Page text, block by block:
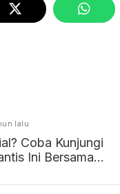
lalu
Coba Kunjungi
Ini Bersama